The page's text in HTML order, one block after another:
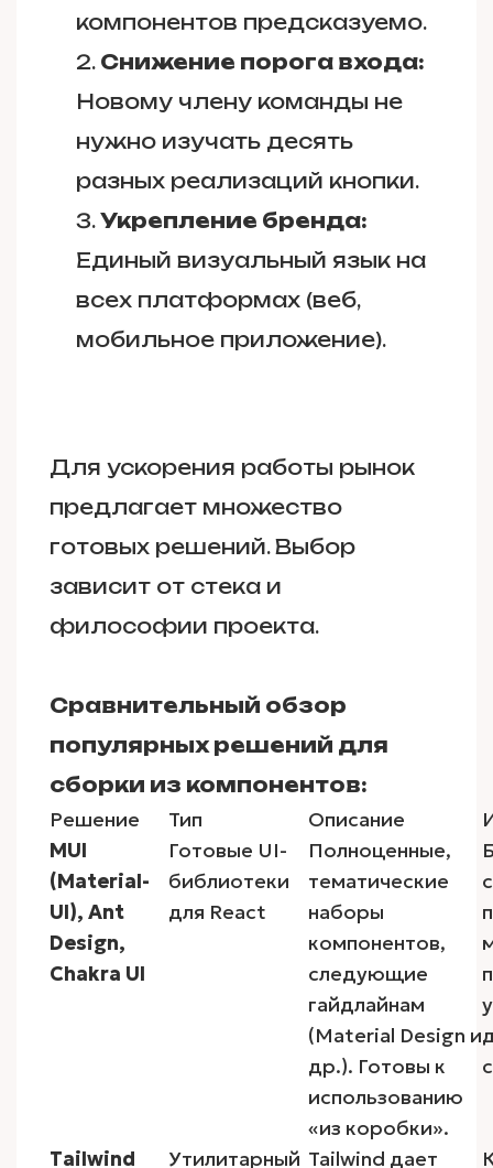
компонентов предсказуемо.
Снижение порога входа:
Новому члену команды не
нужно изучать десять
разных реализаций кнопки.
Укрепление бренда:
Единый визуальный язык на
всех платформах (веб,
мобильное приложение).
Для ускорения работы рынок
предлагает множество
готовых решений. Выбор
зависит от стека и
философии проекта.
Сравнительный обзор
популярных решений для
сборки из компонентов:
Решение Тип Описание
MUI
(Material-
UI), Ant
Design,
Chakra UI
Готовые UI-
библиотеки
для React
Полноценные,
тематические
наборы
компонентов,
следующие
гайдлайнам
(Material Design и
др.). Готовы к
использованию
«из коробки».
Tailwind
Утилитарный Tailwind дает